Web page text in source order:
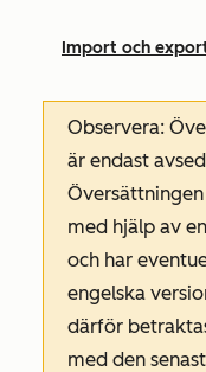
Import och
Observera:
är endast
med hjälp av
och har
engelska
därför
med den